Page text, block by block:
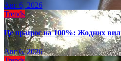
Авг 6, 2026
Trends
Це працює на 100%: Жодних вил і
Авг 6, 2026